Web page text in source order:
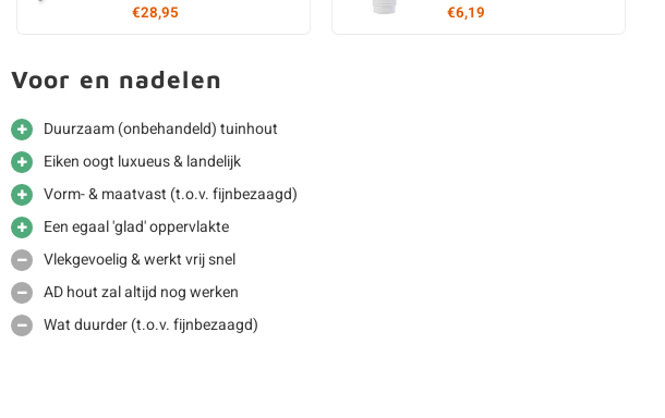
€28,95 €6,19
Voor en nadelen
Duurzaam (onbehandeld) tuinhout
Eiken oogt luxueus & landelijk
Vorm- & maatvast (t.o.v. fijnbezaagd)
Een egaal 'glad' oppervlakte
Vlekgevoelig & werkt vrij snel
AD hout zal altijd nog werken
Wat duurder (t.o.v. fijnbezaagd)